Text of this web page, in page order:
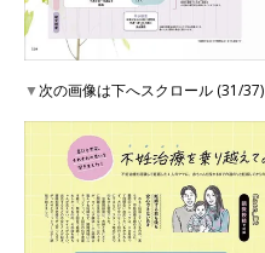
▼次の画像は下へスクロール (31/37)